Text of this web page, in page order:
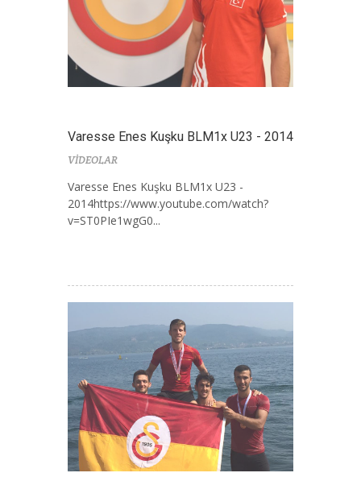
Varesse Enes Kuşku BLM1x U23 - 2014
VİDEOLAR
Varesse Enes Kuşku BLM1x U23 -
2014https://www.youtube.com/watch?
v=ST0PIe1wgG0...